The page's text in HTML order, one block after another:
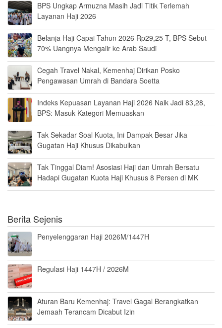
BPS Ungkap Armuzna Masih Jadi Titik Terlemah
Layanan Haji 2026
Belanja Haji Capai Tahun 2026 Rp29,25 T, BPS Sebut
70% Uangnya Mengalir ke Arab Saudi
Cegah Travel Nakal, Kemenhaj Dirikan Posko
Pengawasan Umrah di Bandara Soetta
Indeks Kepuasan Layanan Haji 2026 Naik Jadi 83,28,
BPS: Masuk Kategori Memuaskan
Tak Sekadar Soal Kuota, Ini Dampak Besar Jika
Gugatan Haji Khusus Dikabulkan
Tak Tinggal Diam! Asosiasi Haji dan Umrah Bersatu
Hadapi Gugatan Kuota Haji Khusus 8 Persen di MK
Berita Sejenis
Penyelenggaran Haji 2026M/1447H
Regulasi Haji 1447H / 2026M
Aturan Baru Kemenhaj: Travel Gagal Berangkatkan
Jemaah Terancam Dicabut Izin